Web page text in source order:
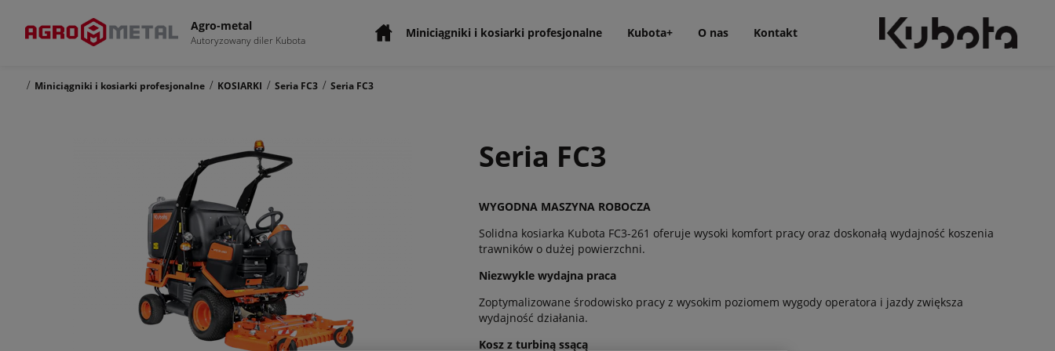
Agro-metal
Autoryzowany diler Kubota Miniciągniki i kosiarki profesjonalne Kubota+ O nas Kontakt
/ Miniciągniki i kosiarki profesjonalne / KOSIARKI / Seria FC3 / Seria FC3
Seria FC3
WYGODNA MASZYNA ROBOCZA
Solidna kosiarka Kubota FC3-261 oferuje wysoki komfort pracy oraz doskonałą wydajność koszenia
trawników o dużej powierzchni.
Niezwykle wydajna praca
Zoptymalizowane środowisko pracy z wysokim poziomem wygody operatora i jazdy zwiększa
wydajność działania.
Kosz z turbiną ssącą